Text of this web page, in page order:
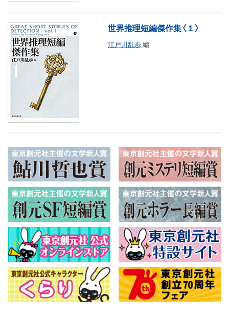
世界推理短編傑作集〈１〉
江戸川乱歩編